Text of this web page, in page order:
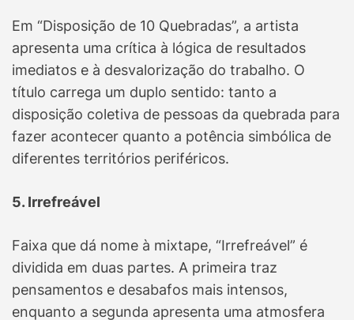
Em “Disposição de 10 Quebradas”, a artista
apresenta uma crítica à lógica de resultados
imediatos e à desvalorização do trabalho. O
título carrega um duplo sentido: tanto a
disposição coletiva de pessoas da quebrada para
fazer acontecer quanto a potência simbólica de
diferentes territórios periféricos.
5. Irrefreável
Faixa que dá nome à mixtape, “Irrefreável” é
dividida em duas partes. A primeira traz
pensamentos e desabafos mais intensos,
enquanto a segunda apresenta uma atmosfera